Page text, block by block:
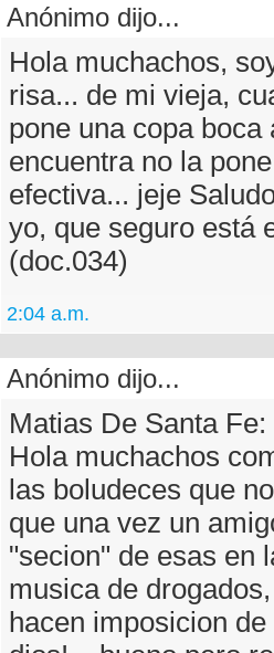
Anónimo dijo...
Hola muchachos,
risa... de mi vieja,
pone una copa
encuentra no la
efectiva... jeje
yo, que seguro está
(doc.034)
2:04 a.m.
Anónimo dijo...
Matias De Santa Fe:
Hola muchachos
las boludeces que
que una vez un
"secion" de esas en
musica de
hacen imposicion